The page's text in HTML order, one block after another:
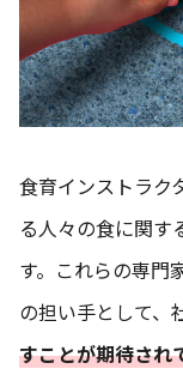
食育インストラク
る人々の食に関す
す。これらの専門
の担い手として、
すことが期待され